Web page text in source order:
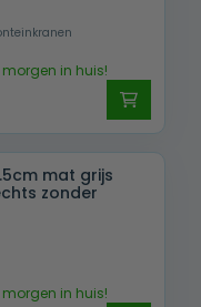
in huis!
mat grijs
zonder
in huis!